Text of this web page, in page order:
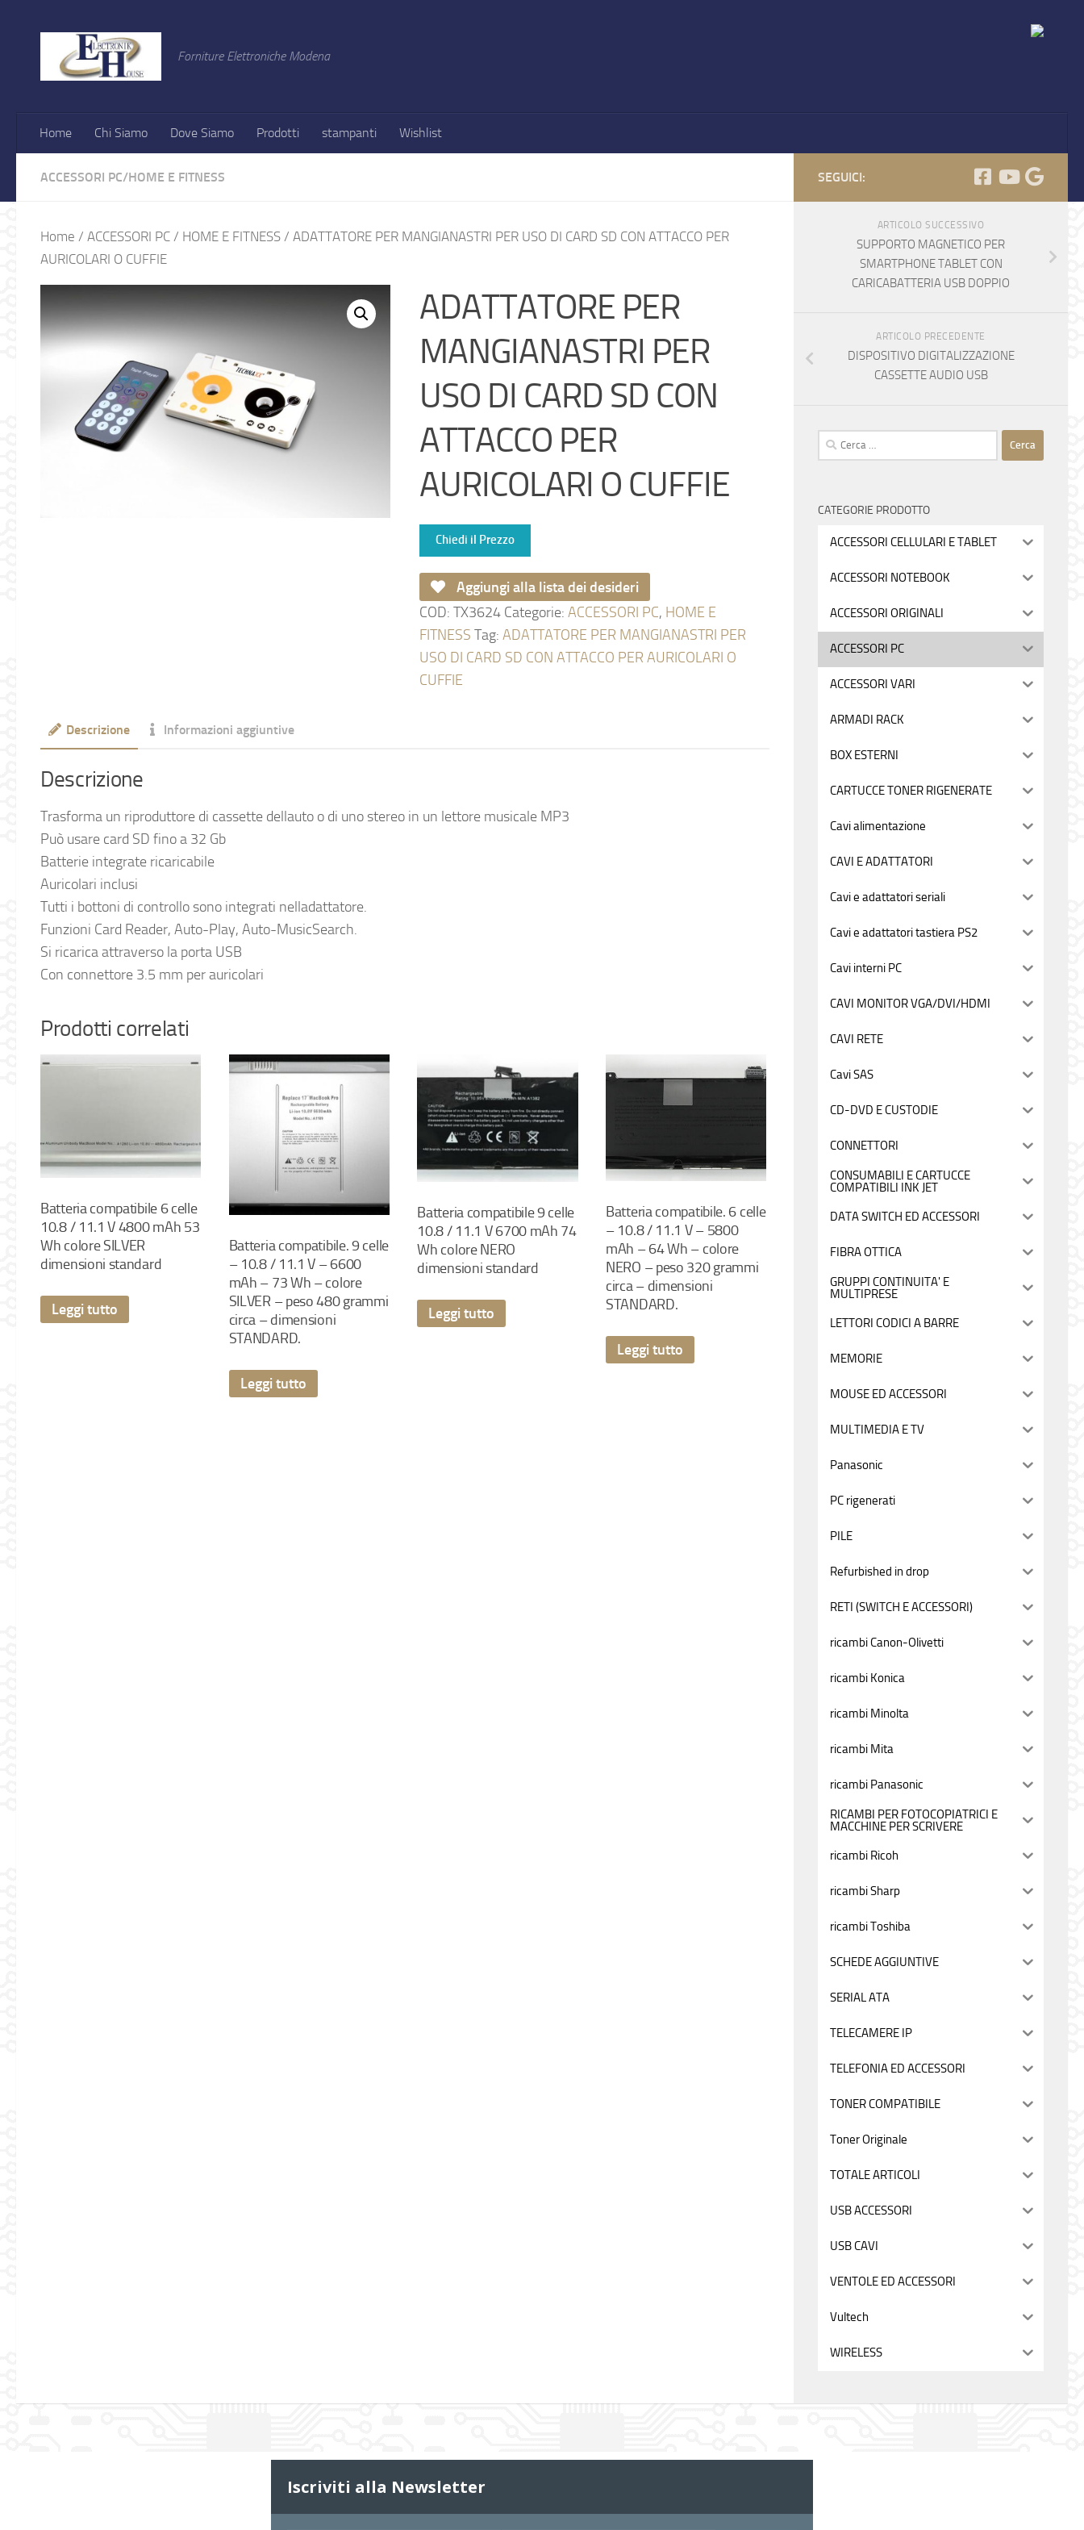
Forniture Elettroniche Modena
Home Chi Siamo Dove Siamo Prodotti stampanti Wishlist
ACCESSORI PC/HOME E FITNESS
Home / ACCESSORI PC / HOME E FITNESS / ADATTATORE PER MANGIANASTRI PER USO DI CARD SD CON ATTACCO PER
AURICOLARI O CUFFIE
ADATTATORE PER
MANGIANASTRI PER
USO DI CARD SD CON
ATTACCO PER
AURICOLARI O CUFFIE
Chiedi il Prezzo
Aggiungi alla lista dei desideri
COD:TX3624 Categorie:ACCESSORI PC, HOME E
FITNESS Tag:ADATTATORE PER MANGIANASTRI PER
USO DI CARD SD CON ATTACCO PER AURICOLARI O
CUFFIE
Descrizione Informazioni aggiuntive
Descrizione
Trasforma un riproduttore di cassette dellauto o di uno stereo in un lettore musicale MP3
Può usare card SD fino a 32 Gb
Batterie integrate ricaricabile
Auricolari inclusi
Tutti i bottoni di controllo sono integrati nelladattatore.
Funzioni Card Reader, Auto-Play, Auto-MusicSearch.
Si ricarica attraverso la porta USB
Con connettore 3.5 mm per auricolari
Prodotti correlati
Batteria compatibile 6 celle
10.8 / 11.1 V 4800 mAh 53
Wh colore SILVER
dimensioni standard
Leggi tutto
Batteria compatibile. 9 celle
– 10.8 / 11.1 V – 6600
mAh – 73 Wh – colore
SILVER – peso 480 grammi
circa – dimensioni
STANDARD.
Leggi tutto
Batteria compatibile 9 celle
10.8 / 11.1 V 6700 mAh 74
Wh colore NERO
dimensioni standard
Leggi tutto
Batteria compatibile. 6 celle
– 10.8 / 11.1 V – 5800
mAh – 64 Wh – colore
NERO – peso 320 grammi
circa – dimensioni
STANDARD.
Leggi tutto
SEGUICI:
ARTICOLO SUCCESSIVO
SUPPORTO MAGNETICO PER
SMARTPHONE TABLET CON
CARICABATTERIA USB DOPPIO
ARTICOLO PRECEDENTE
DISPOSITIVO DIGITALIZZAZIONE
CASSETTE AUDIO USB
Ricerca
per:
CATEGORIE PRODOTTO
ACCESSORI CELLULARI E TABLET
ACCESSORI NOTEBOOK
ACCESSORI ORIGINALI
ACCESSORI PC
ACCESSORI VARI
ARMADI RACK
BOX ESTERNI
CARTUCCE TONER RIGENERATE
Cavi alimentazione
CAVI E ADATTATORI
Cavi e adattatori seriali
Cavi e adattatori tastiera PS2
Cavi interni PC
CAVI MONITOR VGA/DVI/HDMI
CAVI RETE
Cavi SAS
CD-DVD E CUSTODIE
CONNETTORI
CONSUMABILI E CARTUCCE
COMPATIBILI INK JET
DATA SWITCH ED ACCESSORI
FIBRA OTTICA
GRUPPI CONTINUITA' E
MULTIPRESE
LETTORI CODICI A BARRE
MEMORIE
MOUSE ED ACCESSORI
MULTIMEDIA E TV
Panasonic
PC rigenerati
PILE
Refurbished in drop
RETI (SWITCH E ACCESSORI)
ricambi Canon-Olivetti
ricambi Konica
ricambi Minolta
ricambi Mita
ricambi Panasonic
RICAMBI PER FOTOCOPIATRICI E
MACCHINE PER SCRIVERE
ricambi Ricoh
ricambi Sharp
ricambi Toshiba
SCHEDE AGGIUNTIVE
SERIAL ATA
TELECAMERE IP
TELEFONIA ED ACCESSORI
TONER COMPATIBILE
Toner Originale
TOTALE ARTICOLI
USB ACCESSORI
USB CAVI
VENTOLE ED ACCESSORI
Vultech
WIRELESS
Iscriviti alla Newsletter